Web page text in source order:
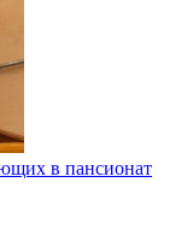
в пансионат